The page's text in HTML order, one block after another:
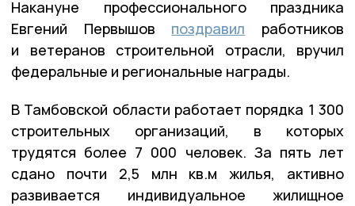
Накануне профессионального праздника
Евгений Первышов поздравил работников
и ветеранов строительной отрасли, вручил
федеральные и региональные награды.
В Тамбовской области работает порядка 1 300
строительных организаций, в которых
трудятся более 7 000 человек. За пять лет
сдано почти 2,5 млн кв.м жилья, активно
развивается индивидуальное жилищное